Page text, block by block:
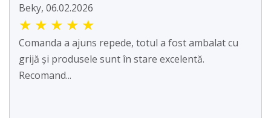
Beky, 06.02.2026
★ ★ ★ ★ ★
Comanda a ajuns repede, totul a fost ambalat cu
grijă și produsele sunt în stare excelentă.
Recomand...